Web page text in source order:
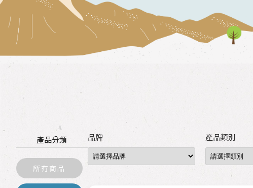
產品分類
所有商品
品牌 產品類別